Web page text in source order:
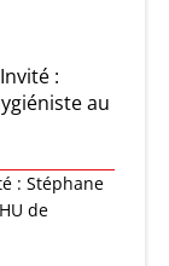
:
au
: Stéphane
de